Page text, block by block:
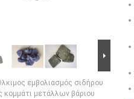
εμβολιασμός σιδήρου
κομμάτι μετάλλων βάριου